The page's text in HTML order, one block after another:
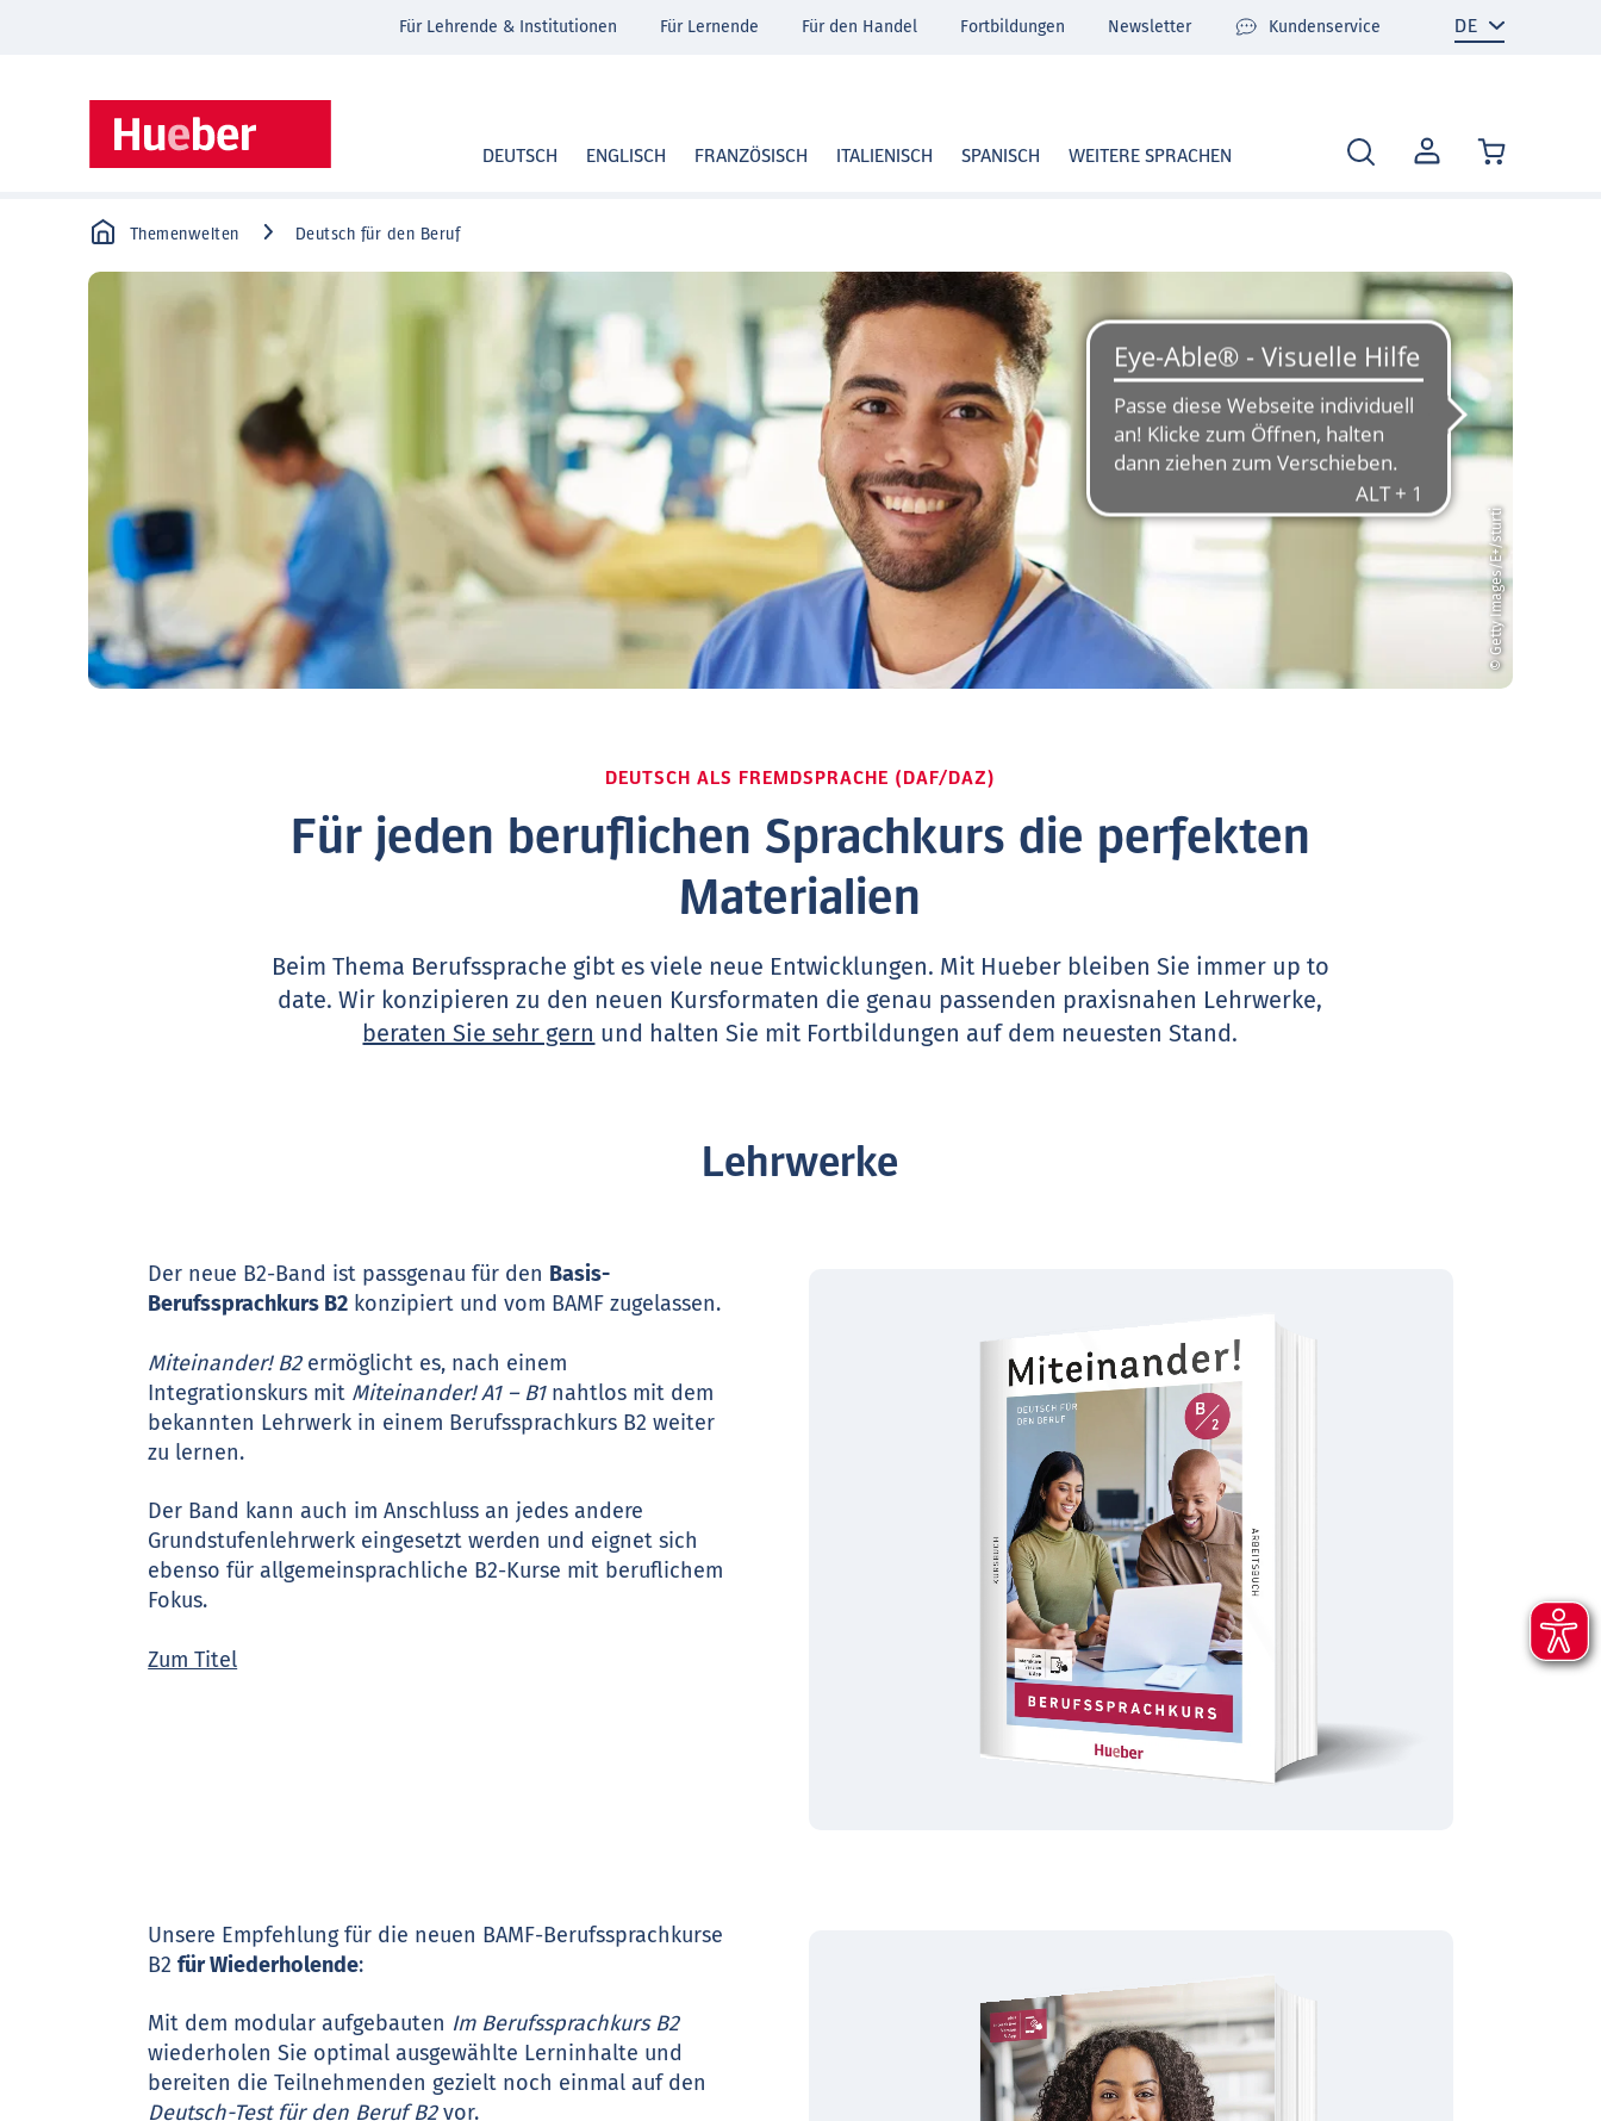
MEIN
KONTO
DEUTSCH ENGLISCH FRANZÖSISCH ITALIENISCH SPANISCH WEITERE SPRACHEN
Für Lehrende & Institutionen Für Lernende Für den Handel Fortbildungen Newsletter Kundenservice
Themenwelten Deutsch für den Beruf
© Getty Images/E+/sturti
DEUTSCH ALS FREMDSPRACHE (DAF/DAZ)
Für jeden beruflichen Sprachkurs die perfekten
Materialien
Beim Thema Berufs­sprache gibt es viele neue Entwicklungen. Mit Hueber bleiben Sie immer up to
date. Wir konzipieren zu den neuen Kursformaten die genau passenden praxisnahen Lehrwerke,
beraten Sie sehr gern und halten Sie mit Fortbildungen auf dem neuesten Stand.
Lehrwerke
Der neue B2-Band ist passgenau für den Basis-
Berufssprachkurs B2 konzipiert und vom BAMF zugelassen.
Miteinander! B2ermöglicht es, nach einem
Integrationskurs mit Miteinander! A1 – B1nahtlos mit dem
bekannten Lehrwerk in einem Berufssprachkurs B2 weiter
zu lernen.
Der Band kann auch im Anschluss an jedes andere
Grundstufenlehrwerk eingesetzt werden und eignet sich
ebenso für allgemeinsprachliche B2-Kurse mit beruflichem
Fokus.
Zum Titel
Unsere Empfehlung für die neuen BAMF-Berufssprachkurse
B2für Wiederholende:
Mit dem modular aufgebauten Im Berufssprachkurs B2
wiederholen Sie optimal ausgewählte Lerninhalte und
bereiten die Teilnehmenden gezielt noch einmal auf den
Deutsch-Test für den Beruf B2vor.